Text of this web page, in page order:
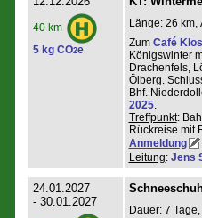
40 km
5 kg CO2e
Länge: 26 km,
Zum Café
Königswinter
Drachenfels,
Ölberg.
Bhf.
2025.
Treffpunkt:
Rückreise mit
Anmeldung
Leitung: Jens
24.01.2027
- 30.01.2027
Dauer: 7